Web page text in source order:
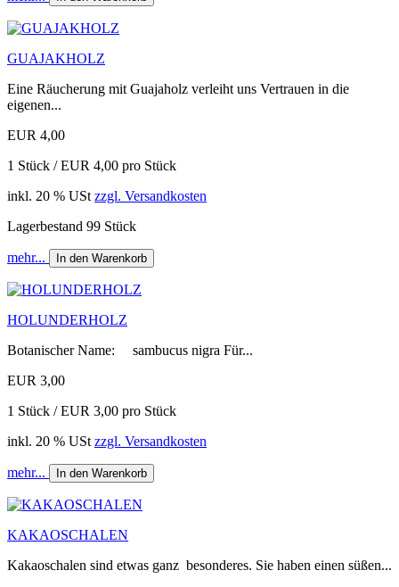
GUAJAKHOLZ
Eine Räucherung mit Guajaholz verleiht uns Vertrauen in die
eigenen...
EUR 4,00
1 Stück / EUR 4,00 pro Stück
inkl. 20 % USt zzgl. Versandkosten
Lagerbestand 99 Stück
mehr... In den Warenkorb
HOLUNDERHOLZ
Botanischer Name: sambucus nigra Für...
EUR 3,00
1 Stück / EUR 3,00 pro Stück
inkl. 20 % USt zzgl. Versandkosten
mehr... In den Warenkorb
KAKAOSCHALEN
Kakaoschalen sind etwas ganz besonderes. Sie haben einen süßen...